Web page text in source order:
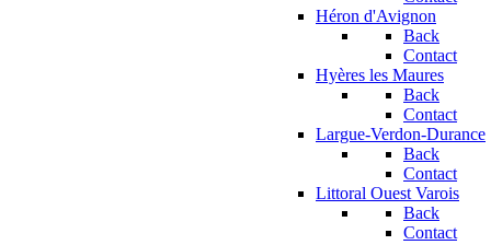
Héron d'Avignon
Back
Contact
Hyères les Maures
Back
Contact
Largue-Verdon-Durance
Back
Contact
Littoral Ouest Varois
Back
Contact